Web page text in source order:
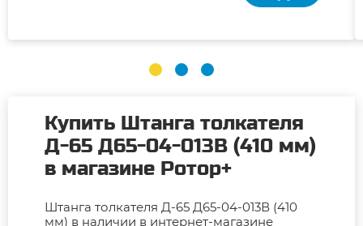
Купить Штанга толкателя
Д-65 Д65-04-013В (410 мм)
в магазине Ротор+
Штанга толкателя Д-65 Д65-04-013В (410
мм) в наличии в интернет-магазине